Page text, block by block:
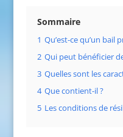
Sommaire
1 Qu’est-ce qu’un bail
2 Qui peut bénéficier
3 Quelles sont les
4 Que contient-il ?
5 Les conditions de